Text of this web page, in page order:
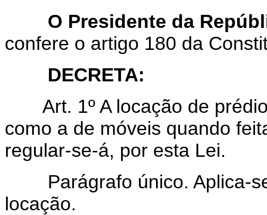
O Presidente da
confere o artigo 180 da
DECRETA:
Art. 1º A locação de
como a de móveis quando
regular-se-á, por esta Lei.
Parágrafo único. Aplica-se
locação.